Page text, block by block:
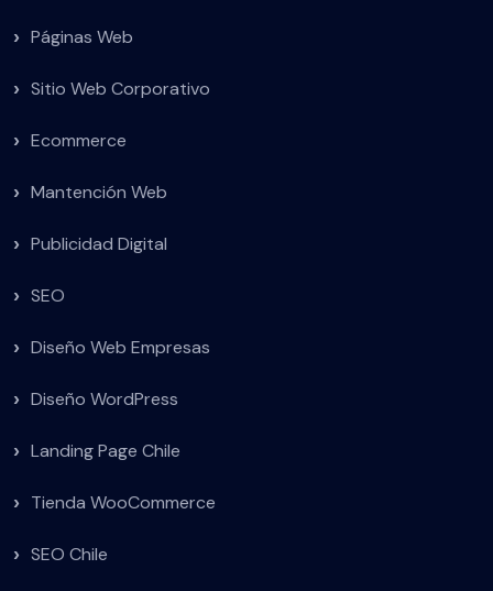
Páginas Web
Sitio Web Corporativo
Ecommerce
Mantención Web
Publicidad Digital
SEO
Diseño Web Empresas
Diseño WordPress
Landing Page Chile
Tienda WooCommerce
SEO Chile